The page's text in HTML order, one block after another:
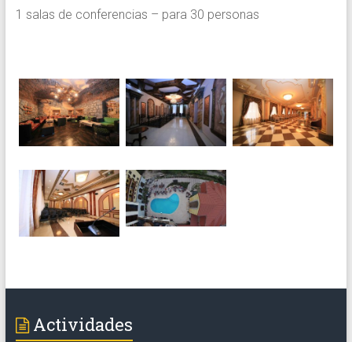
1 salas de conferencias – para 30 personas
Actividades